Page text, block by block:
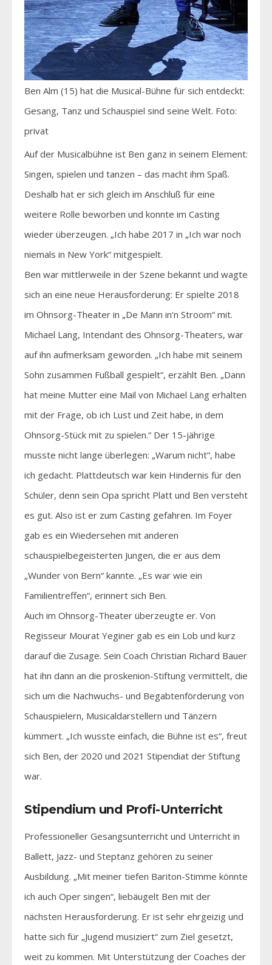
Ben Alm (15) hat die Musical-Bühne für sich entdeckt:
Gesang, Tanz und Schauspiel sind seine Welt. Foto:
privat
Auf der Musicalbühne ist Ben ganz in seinem Element:
Singen, spielen und tanzen – das macht ihm Spaß.
Deshalb hat er sich gleich im Anschluß für eine
weitere Rolle beworben und konnte im Casting
wieder überzeugen. „Ich habe 2017 in „Ich war noch
niemals in New York“ mitgespielt.
Ben war mittlerweile in der Szene bekannt und wagte
sich an eine neue Herausforderung: Er spielte 2018
im Ohnsorg-Theater in „De Mann in‘n Stroom“ mit.
Michael Lang, Intendant des Ohnsorg-Theaters, war
auf ihn aufmerksam geworden. „Ich habe mit seinem
Sohn zusammen Fußball gespielt“, erzählt Ben. „Dann
hat meine Mutter eine Mail von Michael Lang erhalten
mit der Frage, ob ich Lust und Zeit habe, in dem
Ohnsorg-Stück mit zu spielen.“ Der 15-jährige
musste nicht lange überlegen: „Warum nicht“, habe
ich gedacht. Plattdeutsch war kein Hindernis für den
Schüler, denn sein Opa spricht Platt und Ben versteht
es gut. Also ist er zum Casting gefahren. Im Foyer
gab es ein Wiedersehen mit anderen
schauspielbegeisterten Jungen, die er aus dem
„Wunder von Bern“ kannte. „Es war wie ein
Familientreffen“, erinnert sich Ben.
Auch im Ohnsorg-Theater überzeugte er. Von
Regisseur Mourat Yeginer gab es ein Lob und kurz
darauf die Zusage. Sein Coach Christian Richard Bauer
hat ihn dann an die proskenion-Stiftung vermittelt, die
sich um die Nachwuchs- und Begabtenförderung von
Schauspielern, Musicaldarstellern und Tänzern
kümmert. „Ich wusste einfach, die Bühne ist es“, freut
sich Ben, der 2020 und 2021 Stipendiat der Stiftung
war.
Stipendium und Profi-Unterricht
Professioneller Gesangsunterricht und Unterricht in
Ballett, Jazz- und Steptanz gehören zu seiner
Ausbildung. „Mit meiner tiefen Bariton-Stimme könnte
ich auch Oper singen“, liebäugelt Ben mit der
nächsten Herausforderung. Er ist sehr ehrgeizig und
hatte sich für „Jugend musiziert“ zum Ziel gesetzt,
weit zu kommen. Mit Unterstützung der Coaches der